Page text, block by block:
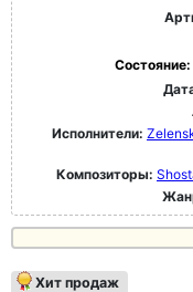
Состояние:
Исполнители:
Композиторы:
Хит продаж